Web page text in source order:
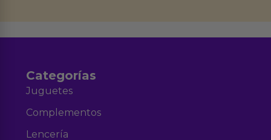
Categorías
Juguetes
Complementos
Lencería